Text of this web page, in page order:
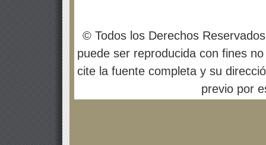
© Todos los Derechos
puede ser reproducida con fines
cite la fuente completa y su
previo por